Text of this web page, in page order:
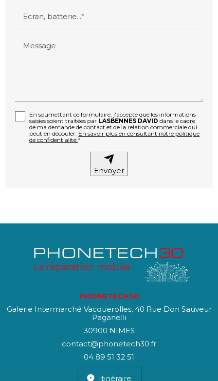
Ecran, batterie...*
Message
En soumettant ce formulaire, j'accepte que les informations
saisies soient traitées par LASBENNES DAVID dans le cadre
de ma demande de contact et de la relation commerciale qui
peut en découler. En savoir plus en consultant notre politique
de confidentialité.*
Envoyer
PHONETECH30
Galerie Intermarché Vacquerolles, 40 Rue Don Sauveur
Paganelli
30900 NIMES
contact@phonetech30.fr
04 89 51 32 51
Itinéraire